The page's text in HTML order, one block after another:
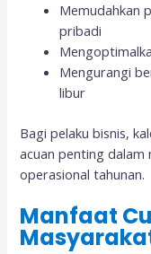
Memudahkan
pribadi
Mengurangi
libur
Bagi pelaku bisnis,
acuan penting dalam
operasional tahunan.
Manfaat